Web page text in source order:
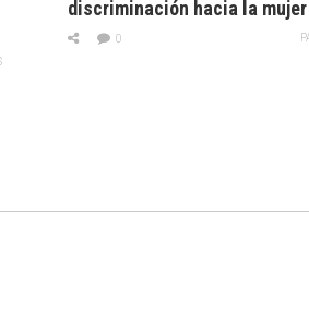
discriminación hacia la mujer
0